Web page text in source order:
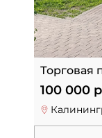
Торговая
100 000